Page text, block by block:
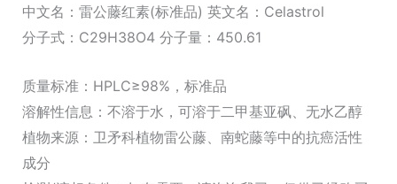
量
中文名：雷公藤红素(标准品) 英文名：Celastrol
分子式：C29H38O4 分子量：450.61
质量标准：HPLC≥98%，标准品
溶解性信息：不溶于水，可溶于二甲基亚砜、无水乙醇
植物来源：卫矛科植物雷公藤、南蛇藤等中的抗癌活性
成分